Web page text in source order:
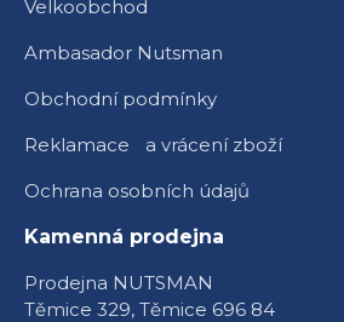
Velkoobchod
Ambasador Nutsman
Obchodní podmínky
Reklamace a vrácení zboží
Ochrana osobních údajů
Kamenná prodejna
Prodejna NUTSMAN
Těmice 329, Těmice 696 84